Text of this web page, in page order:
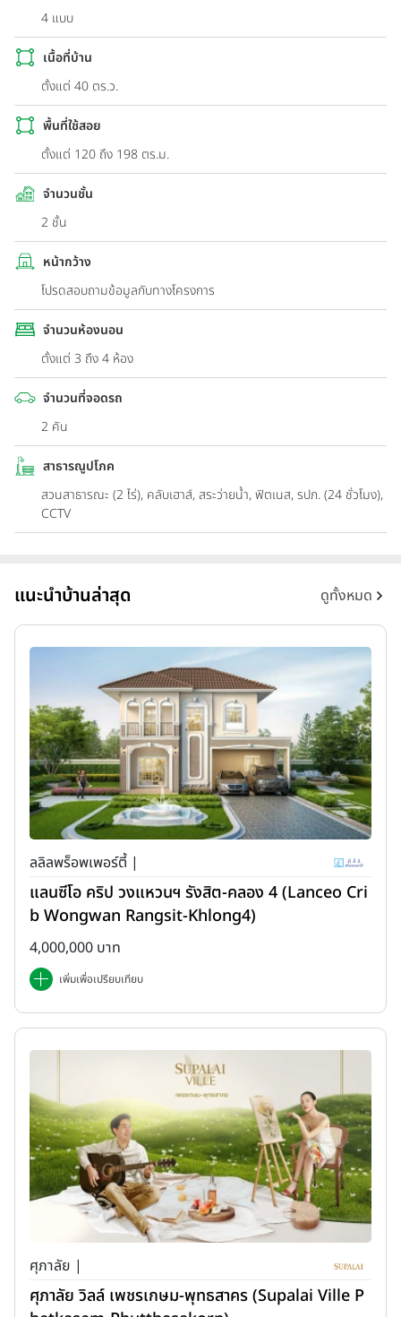
4 แบบ
เนื้อที่บ้าน
ตั้งแต่ 40 ตร.ว.
พื้นที่ใช้สอย
ตั้งแต่ 120 ถึง 198 ตร.ม.
จำนวนชั้น
2 ชั้น
หน้ากว้าง
โปรดสอบถามข้อมูลกับทางโครงการ
จำนวนห้องนอน
ตั้งแต่ 3 ถึง 4 ห้อง
จำนวนที่จอดรถ
2 คัน
สาธารณูปโภค
สวนสาธารณะ (2 ไร่), คลับเฮาส์, สระว่ายน้ำ, ฟิตเนส, รปภ. (24 ชั่วโมง),
CCTV
แนะนำบ้านล่าสุด ดูทั้งหมด
ลลิลพร็อพเพอร์ตี้ |
แลนซีโอ คริป วงแหวนฯ รังสิต-คลอง 4 (Lanceo Cri
b Wongwan Rangsit-Khlong4)
4,000,000 บาท
เพิ่มเพื่อเปรียบเทียบ
ศุภาลัย |
ศุภาลัย วิลล์ เพชรเกษม-พุทธสาคร (Supalai Ville P